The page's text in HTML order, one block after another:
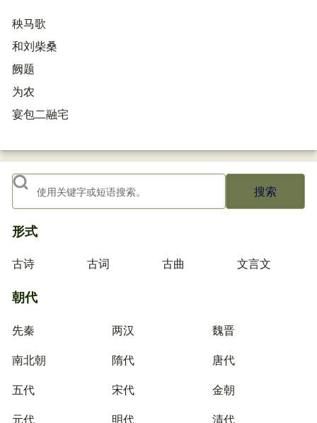
秧马歌
和刘柴桑
阙题
为农
宴包二融宅
搜索
形式
古诗 古词 古曲 文言文
朝代
先秦 两汉
魏晋
南北朝
隋代
唐代
五代
宋代
金朝
元代
明代 清代